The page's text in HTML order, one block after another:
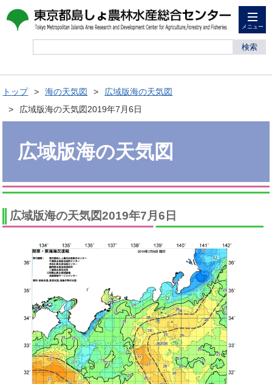
メニュー
検索
トップ 海の天気図
広域版海の天気図
広域版海の天気図2019年7月6日
広域版海の天気図
広域版海の天気図2019年7月6日